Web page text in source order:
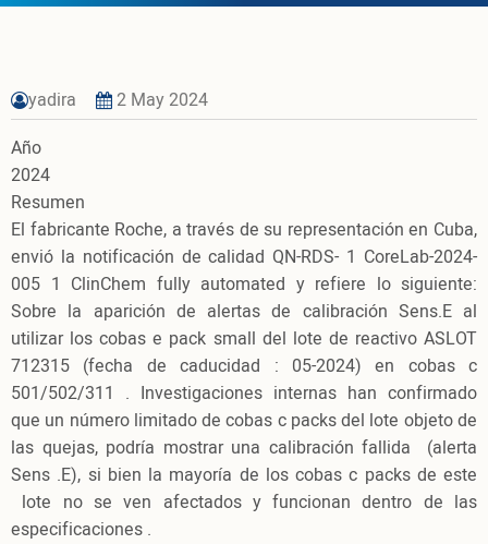
yadira
2 May 2024
Año
2024
Resumen
El fabricante Roche, a través de su representación en Cuba,
envió la notificación de calidad QN-RDS- 1 CoreLab-2024-
005 1 ClinChem fully automated y refiere lo siguiente:
Sobre la aparición de alertas de calibración Sens.E al
utilizar los cobas e pack small del lote de reactivo ASLOT
712315 (fecha de caducidad : 05-2024) en cobas c
501/502/311 . Investigaciones internas han confirmado
que un número limitado de cobas c packs del lote objeto de
las quejas, podría mostrar una calibración fallida (alerta
Sens .E), si bien la mayoría de los cobas c packs de este
lote no se ven afectados y funcionan dentro de las
especificaciones .